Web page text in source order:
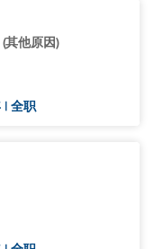
其他原因)
| 全职